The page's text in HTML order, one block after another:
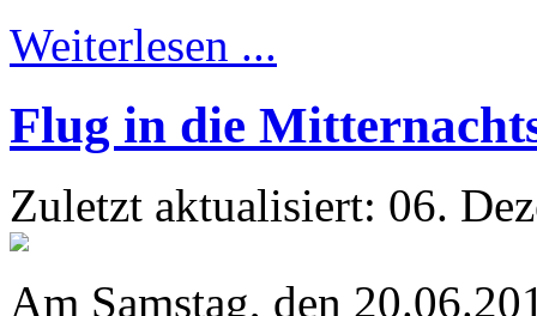
Weiterlesen ...
Flug in die
Zuletzt aktualisiert: 06.
Am Samstag, den